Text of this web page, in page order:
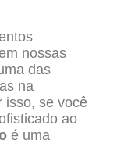
nossas
das
na
isso, se você
ao
é uma